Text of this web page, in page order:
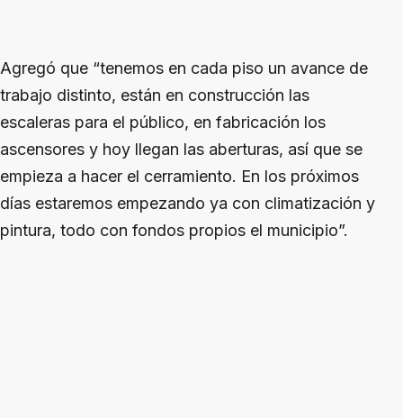
Agregó que “tenemos en cada piso un avance de
trabajo distinto, están en construcción las
escaleras para el público, en fabricación los
ascensores y hoy llegan las aberturas, así que se
empieza a hacer el cerramiento. En los próximos
días estaremos empezando ya con climatización y
pintura, todo con fondos propios el municipio”.